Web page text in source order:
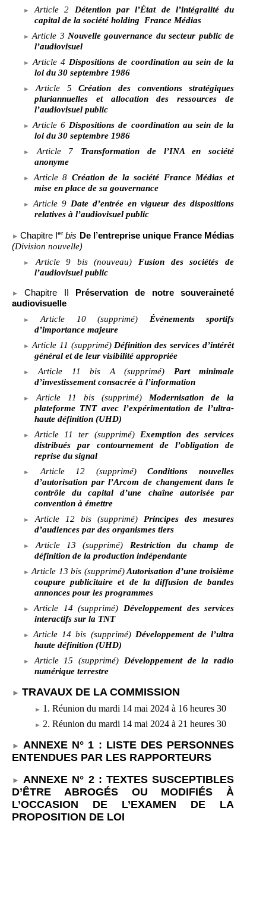
Article 2 Détention par l’État de l’intégralité du
capital de la société holding France Médias
Article 3 Nouvelle gouvernance du secteur public de
l’audiovisuel
Article 4Dispositions de coordination au sein de la
loi du 30 septembre 1986
Article
5 Création des conventions stratégiques
pluriannuelles et allocation des ressources de
l’audiovisuel public
Article 6 Dispositions de coordination au sein de la
loi du 30 septembre 1986
Article
7 Transformation de l’INA en société
anonyme
Article 8 Création de la société France Médias et
mise en place de sa gouvernance
Article 9Date d’entrée en vigueur des dispositions
relatives à l’audiovisuel public
Chapitre Ier bis De l’entreprise unique France Médias
(Division nouvelle)
Article
9 bis (nouveau) Fusion des sociétés de
l’audiovisuel public
Chapitre
II Préservation de notre souveraineté
audiovisuelle
Article
10 (supprimé) Événements sportifs
d’importance majeure
Article 11 (supprimé)Définition des services d’intérêt
général et de leur visibilité appropriée
Article
11 bis A (supprimé)
Part minimale
d’investissement consacrée à l’information
Article
11 bis (supprimé) Modernisation de la
plateforme TNT avec l’expérimentation de l’ultra-
haute définition (UHD)
Article
11 ter (supprimé)Exemption des services
distribués par contournement de l’obligation de
reprise du signal
Article
12 (supprimé)Conditions nouvelles
d’autorisation par l’Arcom de changement dans le
contrôle du capital d’une chaîne autorisée par
convention à émettre
Article
12 bis (supprimé) Principes des mesures
d’audiences par des organismes tiers
Article
13 (supprimé) Restriction du champ de
définition de la production indépendante
Article 13 bis (supprimé)Autorisation d’une troisième
coupure publicitaire et de la diffusion de bandes
annonces pour les programmes
Article
14 (supprimé) Développement des services
interactifs sur la TNT
Article 14 bis (supprimé)Développement de l’ultra
haute définition (UHD)
Article
15 (supprimé) Développement de la radio
numérique terrestre
TRAVAUX DE LA COMMISSION
1. Réunion du mardi 14 mai 2024 à 16 heures 30
2. Réunion du mardi 14 mai 2024 à 21 heures 30
ANNEXE N° 1 : LISTE DES PERSONNES
ENTENDUES PAR LES RAPPORTEURS
ANNEXE N° 2 : TEXTES SUSCEPTIBLES
D’ÊTRE ABROGÉS OU MODIFIÉS À
L’OCCASION DE L’EXAMEN DE LA
PROPOSITION DE LOI